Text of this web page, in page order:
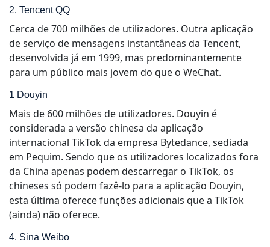
2. Tencent QQ
Cerca de 700 milhões de utilizadores. Outra aplicação
de serviço de mensagens instantâneas da Tencent,
desenvolvida já em 1999, mas predominantemente
para um público mais jovem do que o WeChat.
1 Douyin
Mais de 600 milhões de utilizadores. Douyin é
considerada a versão chinesa da aplicação
internacional TikTok da empresa Bytedance, sediada
em Pequim. Sendo que os utilizadores localizados fora
da China apenas podem descarregar o TikTok, os
chineses só podem fazê-lo para a aplicação Douyin,
esta última oferece funções adicionais que a TikTok
(ainda) não oferece.
4. Sina Weibo